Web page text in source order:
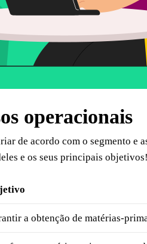
operacionais
de acordo com o segmento e
e os seus principais objetivos!
a obtenção de matérias-